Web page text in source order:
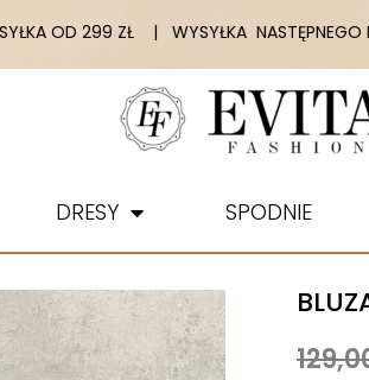
OD 299 ZŁ | WYSYŁKA
DRESY SPODNIE